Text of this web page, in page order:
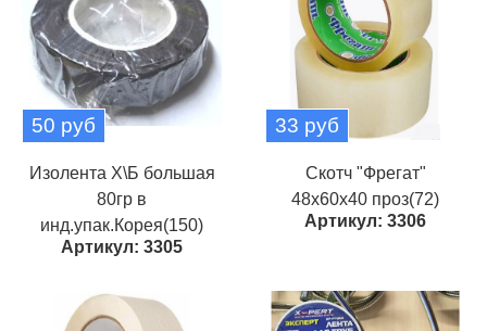
50 руб
Изолента Х\Б большая
80гр в
инд.упак.Корея(150)
Артикул: 3305
33 руб
Скотч "Фрегат"
48х60х40 проз(72)
Артикул: 3306